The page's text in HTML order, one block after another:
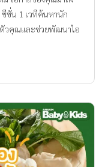
ซีซั่น 1 เวทีค้นหานัก
วคุณและช่วยพัฒนาไอ
ชุมชนพอเพียงรุ่นใหม่
นพอเพียงรุ่นใหม่โดด
ายการ Win Win WAR
บาท เติมความรู้ และ
ายนักพัฒนาชุมชนพอ
โครงการได้แล้ววันนี้ –
าชุมชนพอเพียงรุ่นใหม่